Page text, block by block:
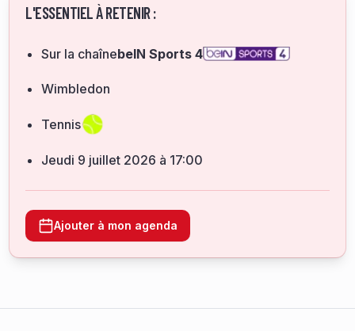
L'ESSENTIEL À RETENIR :
Sur la chaînebeIN Sports 4
Wimbledon
Tennis
jeudi 9 juillet 2026 à 17:00
Ajouter à mon agenda